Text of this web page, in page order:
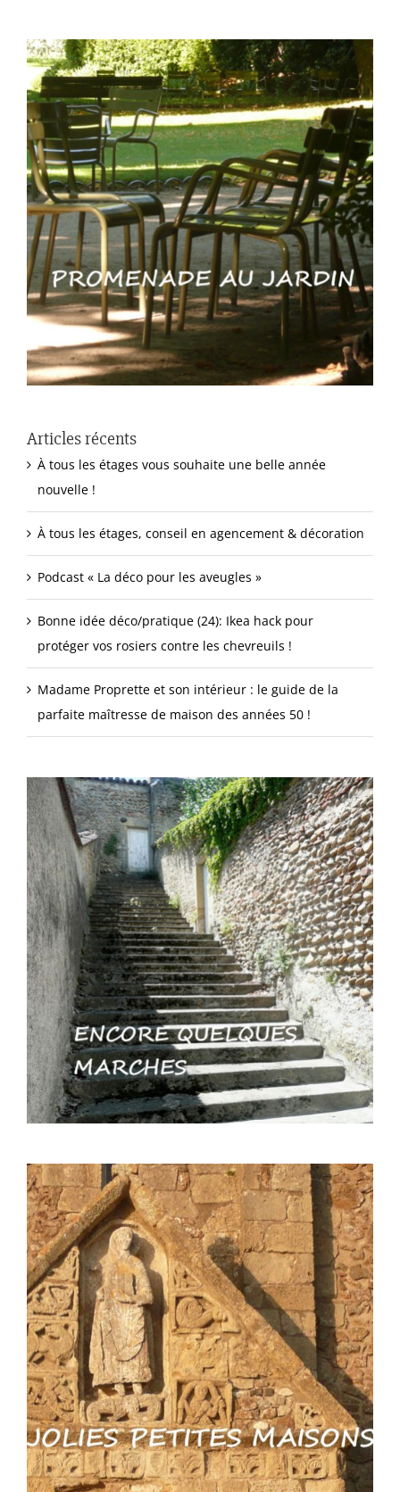
Articles récents
À tous les étages vous souhaite une belle année
nouvelle !
À tous les étages, conseil en agencement & décoration
Podcast « La déco pour les aveugles »
Bonne idée déco/pratique (24): Ikea hack pour
protéger vos rosiers contre les chevreuils !
Madame Proprette et son intérieur : le guide de la
parfaite maîtresse de maison des années 50 !